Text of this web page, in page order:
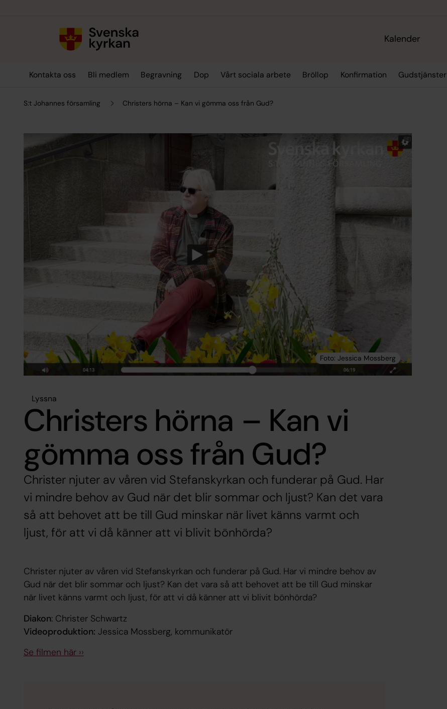
Kalender
Kontakta oss Bli medlem Begravning Dop Vårt sociala arbete Bröllop Konfirmation Gudstjänster
S:t Johannes församling Christers hörna – Kan vi gömma oss från Gud?
Lyssna
Christers hörna – Kan vi
gömma oss från Gud?
Christer njuter av våren vid Stefanskyrkan och funderar på Gud. Har
vi mindre behov av Gud när det blir sommar och ljust? Kan det vara
så att behovet att be till Gud minskar när livet känns varmt och
ljust, för att vi då känner att vi blivit bönhörda?
Christer njuter av våren vid Stefanskyrkan och funderar på Gud. Har vi mindre behov av
Gud när det blir sommar och ljust? Kan det vara så att behovet att be till Gud minskar
när livet känns varmt och ljust, för att vi då känner att vi blivit bönhörda?
Diakon: Christer Schwartz
Videoproduktion: Jessica Mossberg, kommunikatör
Se filmen här ››